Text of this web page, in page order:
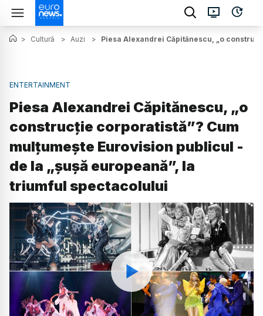
> Cultură > Auzi > Piesa Alexandrei Căpitănescu, „o
ENTERTAINMENT
Piesa Alexandrei Căpitănescu, „o
construcție corporatistă”? Cum
mulțumește Eurovision publicul -
de la „șușă europeană”, la
triumful spectacolului
Watch